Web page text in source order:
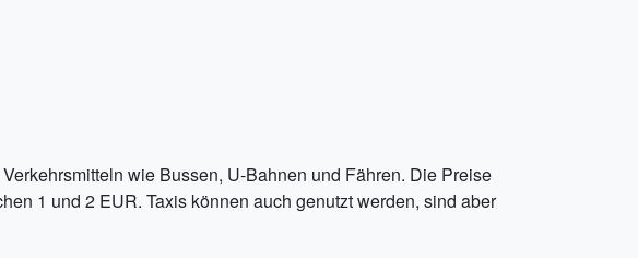
wie Bussen, U-Bahnen und Fähren. Die Preise
1 und 2 EUR. Taxis können auch genutzt werden, sind aber